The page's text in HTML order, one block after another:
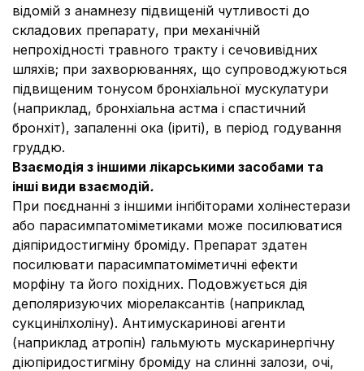
вiдомiй з анамнезу пiдвищенiй чутливостi до
складових препарату, при механiчнiй
непрохiдностi травного тракту і сечовивiдних
шляхів; при захворюваннях, що супроводжуються
пiдвищеним тонусом бронхiальної мускулатури
(наприклад, бронхiальна астма i спастичний
бронхiт), запаленні ока (іриті), в період годування
груддю.
Взаємодія з іншими лікарськими засобами та
інші види взаємодій.
При поєднанні з іншими інгібіторами холінестерази
або парасимпатоміметиками може посилюватися
діяпiридостигмiну бромiду. Препарат здатен
посилювати парасимпатоміметичні ефекти
морфіну та його похідних. Подовжується дія
деполяризуючих міорелаксантів (наприклад
сукцинілхоліну). Антимускаринові агенти
(наприклад атропін) гальмують мускаринергічну
діюпiридостигмiну бромiду на слинні залози, очі,